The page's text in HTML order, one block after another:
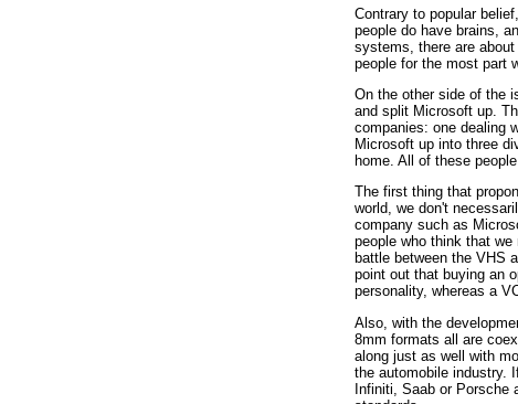
Contrary to popular
people do have brains,
systems, there are
people for the most part
On the other side of the
and split Microsoft up.
companies: one dealing
Microsoft up into three
home. All of these
The first thing that
world, we don't
company such as
people who think that
battle between the VHS
point out that buying an
personality, whereas a
Also, with the
8mm formats all are
along just as well with
the automobile industry.
Infiniti, Saab or Porsche